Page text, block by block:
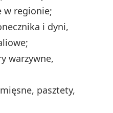
w regionie;
i dyni,
warzywne,
pasztety,